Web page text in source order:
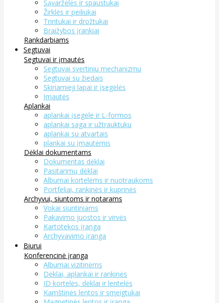
Sąvaržėlės ir spaustukai
Žirklės ir peiliukai
Trintukai ir drožtukai
Braižybos įrankiai
Rankdarbiams
Segtuvai
Segtuvai ir įmautės
Segtuvai svertiniu mechanizmu
Segtuvai su žiedais
Skiriamieji lapai ir įsegėlės
Įmautės
Aplankai
aplankai įsegėle ir L-formos
aplankai saga ir užtrauktuku
aplankai su atvartais
plankai su įmautėmis
Dėklai dokumentams
Dokumentas dėklai
Pasitarimų dėklai
Albumai kortelėms ir nuotraukoms
Portfeliai, rankinės ir kuprinės
Archyvui, siuntoms ir notarams
Vokai siuntiniams
Pakavimo juostos ir virvės
Kartotekos įranga
Archyvavimo įranga
Biurui
Konferencinė įranga
Albumai vizitinėms
Dėklai, aplankai ir rankinės
ID kortelės, dėklai ir lentelės
Kamštinės lentos ir smeigtukai